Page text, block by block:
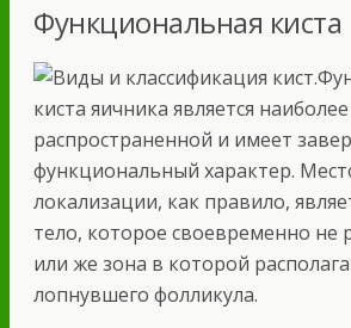
Функциональная киста
киста яичника является наиболее
распространенной и имеет
функциональный характер.
локализации, как правило,
тело, которое своевременно не
или же зона в которой
лопнувшего фолликула.